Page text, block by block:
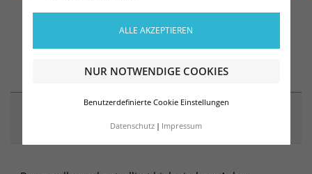
ALLE AKZEPTIEREN
NUR NOTWENDIGE COOKIES
Benutzerdefinierte Cookie Einstellungen
Datenschutz Impressum
BESCHREIBUNG